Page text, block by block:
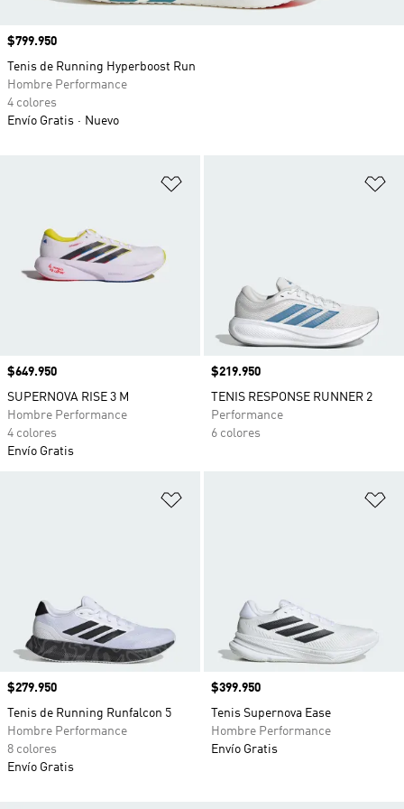
Precio
$649.950
SUPERNOVA RISE 3 M
Hombre Performance
4 colores
Envío Gratis
Precio
$219.950
TENIS RESPONSE RUNNER 2
Performance
6 colores
Precio
$279.950
Tenis de Running Runfalcon 5
Hombre Performance
8 colores
Envío Gratis
Precio
$399.950
Tenis Supernova Ease
Hombre Performance
Envío Gratis
Precio
$799.950
Tenis de Running Hyperboost Run
Hombre Performance
4 colores
Envío Gratis
Nuevo